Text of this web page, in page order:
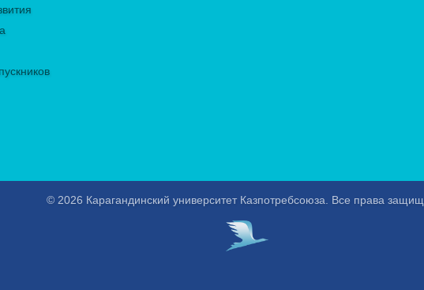
© 2026 Карагандинский университет Казпотребсоюза. Все права